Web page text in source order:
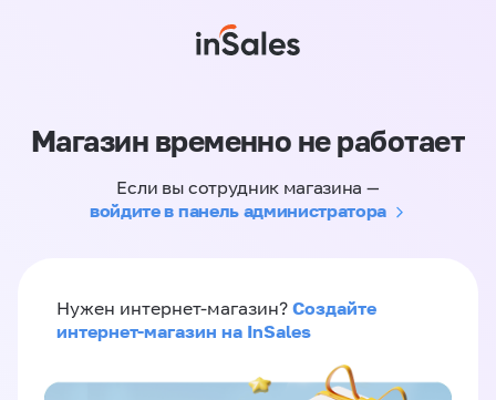
Магазин временно не работает
Если вы сотрудник магазина —
войдите в панель администратора
Нужен интернет-магазин? Создайте
интернет-магазин на InSales